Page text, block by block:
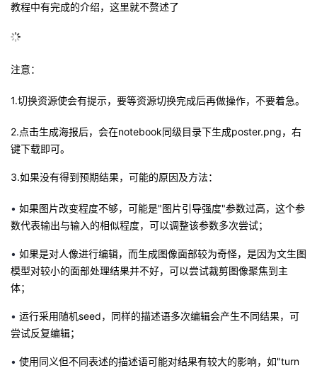
教程中有完成的介绍，这里就不赘述了
注意：
1.切换资源使会有提示，要等资源切换完成后再做操作，不要着急。
2.点击生成海报后，会在notebook同级目录下生成poster.png，右
键下载即可。
3.如果没有得到预期结果，可能的原因及方法：
• 如果图片改变程度不够，可能是"图片引导强度"参数过高，这个参
数代表输出与输入的相似程度，可以调整该参数多次尝试；
• 如果是对人像进行编辑，而生成图像面部较为奇怪，是因为文生图
模型对较小的面部处理结果并不好，可以尝试裁剪图像聚焦到主
体；
• 运行采用随机seed，同样的描述语多次编辑会产生不同结果，可
尝试反复编辑；
• 使用同义但不同表述的描述语可能对结果有较大的影响，如"turn